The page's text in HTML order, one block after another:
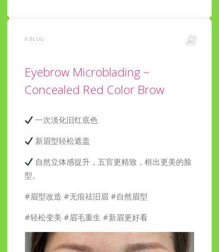
# BLOG
Eyebrow Microblading ~
Concealed Red Color Brow
一次淡化旧红底色
新眉型轻松遮盖
自然立体感提升，五官更精致，框出更美的脸
型。
#眉型改造 #无痕祛旧眉 #自然眉型
#轻松变美 #眉毛重生 #新眉更好看